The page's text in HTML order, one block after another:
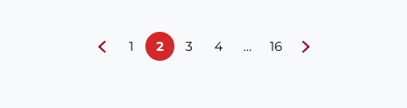
1 2 3 4 … 16